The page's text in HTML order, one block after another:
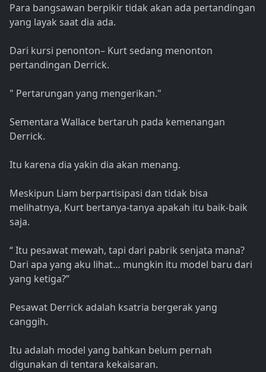
Para bangsawan berpikir tidak akan ada pertandingan
yang layak saat dia ada.
Dari kursi penonton– Kurt sedang menonton
pertandingan Derrick.
" Pertarungan yang mengerikan."
Sementara Wallace bertaruh pada kemenangan
Derrick.
Itu karena dia yakin dia akan menang.
Meskipun Liam berpartisipasi dan tidak bisa
melihatnya, Kurt bertanya-tanya apakah itu baik-baik
saja.
“ Itu pesawat mewah, tapi dari pabrik senjata mana?
Dari apa yang aku lihat… mungkin itu model baru dari
yang ketiga?”
Pesawat Derrick adalah ksatria bergerak yang
canggih.
Itu adalah model yang bahkan belum pernah
digunakan di tentara kekaisaran.